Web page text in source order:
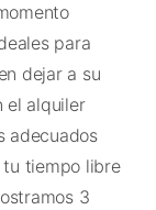
para
dejar a su
el alquiler
adecuados
tu tiempo libre
3